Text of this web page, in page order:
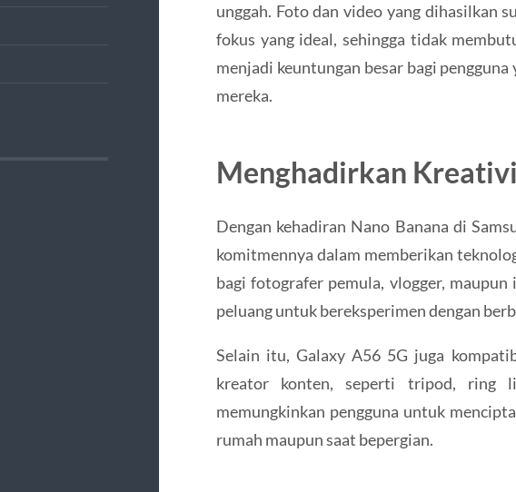
unggah. Foto dan video yang dihasilkan
fokus yang ideal, sehingga tidak
menjadi keuntungan besar bagi
mereka.
Menghadirkan
Dengan kehadiran Nano Banana di
komitmennya dalam memberikan
bagi fotografer pemula, vlogger,
peluang untuk bereksperimen dengan
Selain itu, Galaxy A56 5G juga
kreator konten, seperti tripod, ring
memungkinkan pengguna untuk
rumah maupun saat bepergian.